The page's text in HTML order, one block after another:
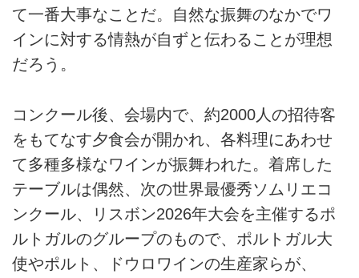
て一番大事なことだ。自然な振舞のなかでワ
インに対する情熱が自ずと伝わることが理想
だろう。
コンクール後、会場内で、約2000人の招待客
をもてなす夕食会が開かれ、各料理にあわせ
て多種多様なワインが振舞われた。着席した
テーブルは偶然、次の世界最優秀ソムリエコ
ンクール、リスボン2026年大会を主催するポ
ルトガルのグループのもので、ポルトガル大
使やポルト、ドウロワインの生産家らが、